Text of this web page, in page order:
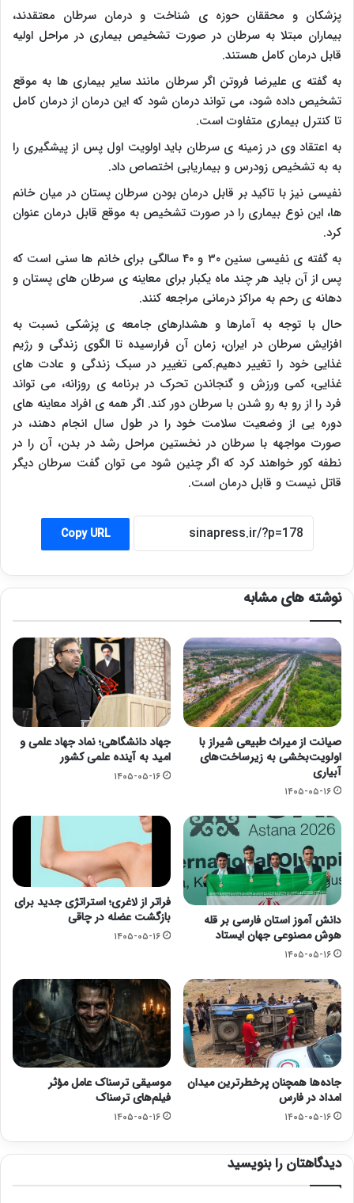
پزشکان و محققان حوزه ی شناخت و درمان سرطان معتقدند،
بیماران مبتلا به سرطان در صورت تشخیص بیماری در مراحل اولیه
قابل درمان کامل هستند.
به گفته ی علیرضا فروتن اگر سرطان مانند سایر بیماری ها به موقع
تشخیص داده شود، می تواند درمان شود که این درمان از درمان کامل
تا کنترل بیماری متفاوت است.
به اعتقاد وی در زمینه ی سرطان باید اولویت اول پس از پیشگیری را
به به تشخیص زودرس و بیماریابی اختصاص داد.
نفیسی نیز با تاکید بر قابل درمان بودن سرطان پستان در میان خانم
ها، این نوع بیماری را در صورت تشخیص به موقع قابل درمان عنوان
کرد.
به گفته ی نفیسی سنین ۳۰ و ۴۰ سالگی برای خانم ها سنی است که
پس از آن باید هر چند ماه یکبار برای معاینه ی سرطان های پستان و
دهانه ی رحم به مراکز درمانی مراجعه کنند.
حال با توجه به آمارها و هشدارهای جامعه ی پزشکی نسبت به
افزایش سرطان در ایران، زمان آن فرارسیده تا الگوی زندگی و رژیم
غذایی خود را تغییر دهیم.کمی تغییر در سبک زندگی و عادت های
غذایی، کمی ورزش و گنجاندن تحرک در برنامه ی روزانه، می تواند
فرد را از رو به رو شدن با سرطان دور کند. اگر همه ی افراد معاینه های
دوره یی از وضعیت سلامت خود را در طول سال انجام دهند، در
صورت مواجهه با سرطان در نخستین مراحل رشد در بدن، آن را در
نطفه کور خواهند کرد که اگر چنین شود می توان گفت سرطان دیگر
قاتل نیست و قابل درمان است.
Copy URL
نوشته های مشابه
صیانت از میراث طبیعی شیراز با
اولویت‌بخشی به زیرساخت‌های
آبیاری
۱۴۰۵-۰۵-۱۶
جهاد دانشگاهی؛ نماد جهاد علمی و
امید به آینده علمی کشور
۱۴۰۵-۰۵-۱۶
دانش آموز استان فارسی بر قله
هوش مصنوعی جهان ایستاد
۱۴۰۵-۰۵-۱۶
فراتر از لاغری؛ استراتژی جدید برای
بازگشت عضله در چاقی
۱۴۰۵-۰۵-۱۶
جاده‌ها همچنان پرخطرترین میدان
امداد در فارس
۱۴۰۵-۰۵-۱۶
موسیقی ترسناک عامل مؤثر
فیلم‌های ترسناک
۱۴۰۵-۰۵-۱۶
دیدگاهتان را بنویسید